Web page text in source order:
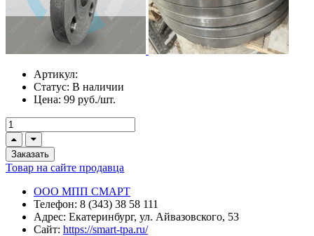
Артикул:
Статус: В наличии
Цена: 99 руб./шт.
Заказать
Товар на сайте продавца
ООО МПП СМАРТ
Телефон: 8 (343) 38 58 111
Адрес: Екатеринбург, ул. Айвазовского, 53
Сайт: https://smart-tpa.ru/